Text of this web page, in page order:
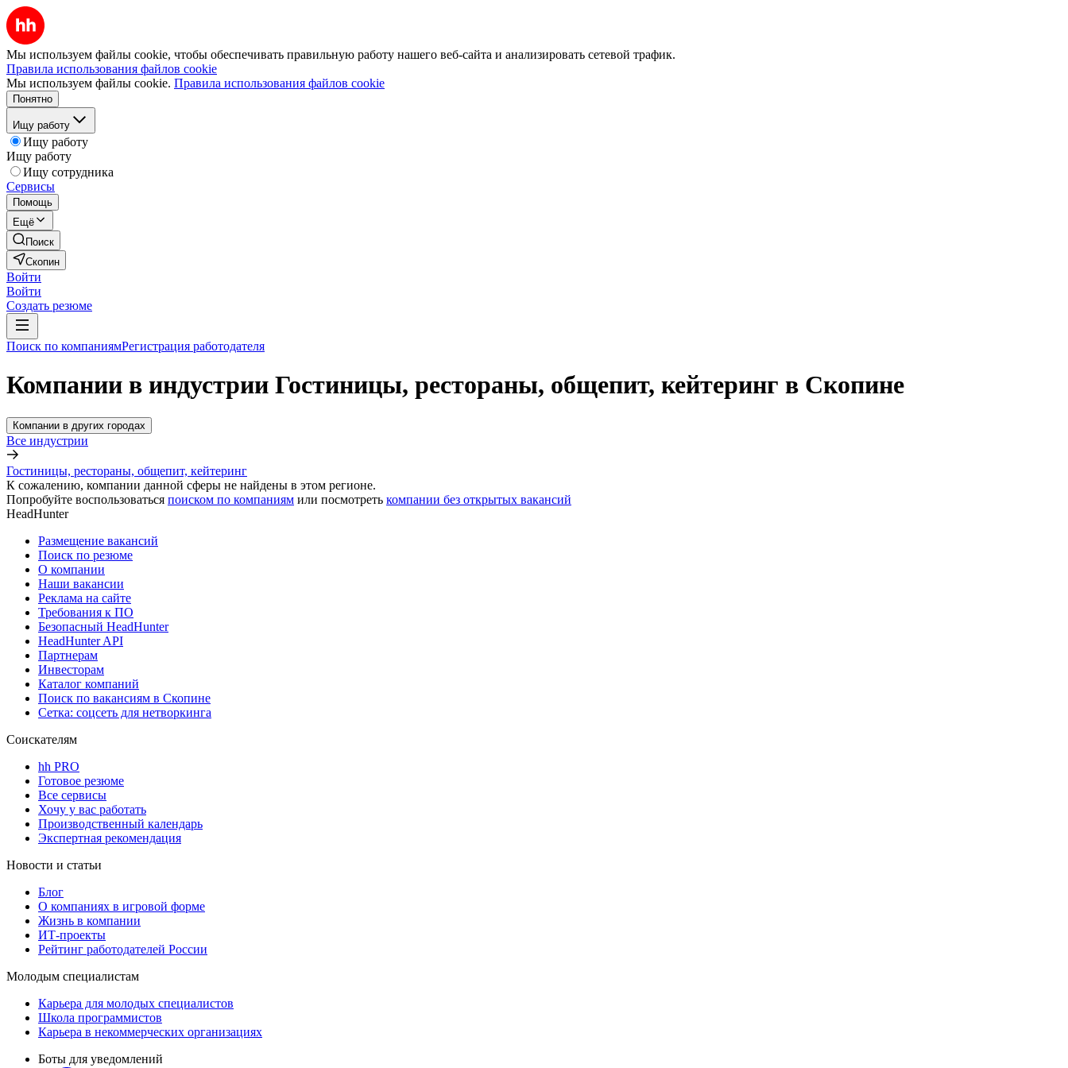
Мы используем файлы cookie, чтобы обеспечивать правильную работу нашего веб-сайта и анализировать сетевой трафик.
Правила использования файлов cookie
Мы используем файлы cookie. Правила использования файлов cookie
Понятно
Ищу работу
Ищу работу
Ищу работу
Ищу сотрудника
Сервисы
Помощь
Ещё
Поиск
Скопин
Войти
Войти
Создать резюме
Поиск по компаниямРегистрация работодателя
Компании в индустрии Гостиницы, рестораны, общепит, кейтеринг в Скопине
Компании в других городах
Все индустрии
Гостиницы, рестораны, общепит, кейтеринг
К сожалению, компании данной сферы не найдены в этом регионе.
Попробуйте воспользоваться поиском по компаниям или посмотреть компании без открытых вакансий
HeadHunter
Размещение вакансий
Поиск по резюме
О компании
Наши вакансии
Реклама на сайте
Требования к ПО
Безопасный HeadHunter
HeadHunter API
Партнерам
Инвесторам
Каталог компаний
Поиск по вакансиям в Скопине
Сетка: соцсеть для нетворкинга
Соискателям
hh PRO
Готовое резюме
Все сервисы
Хочу у вас работать
Производственный календарь
Экспертная рекомендация
Новости и статьи
Блог
О компаниях в игровой форме
Жизнь в компании
ИТ-проекты
Рейтинг работодателей России
Молодым специалистам
Карьера для молодых специалистов
Школа программистов
Карьера в некоммерческих организациях
Боты для уведомлений